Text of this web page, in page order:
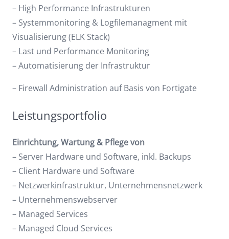
– High Performance Infrastrukturen
– Systemmonitoring & Logfilemanagment mit
Visualisierung (ELK Stack)
– Last und Performance Monitoring
– Automatisierung der Infrastruktur
– Firewall Administration auf Basis von Fortigate
Leistungsportfolio
Einrichtung, Wartung & Pflege von
– Server Hardware und Software, inkl. Backups
– Client Hardware und Software
– Netzwerkinfrastruktur, Unternehmensnetzwerk
– Unternehmenswebserver
– Managed Services
– Managed Cloud Services